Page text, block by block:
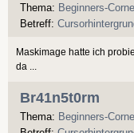
Thema: Beginners-
Betreff:
Maskimage hatte ich
da ...
Br41n5t0rm
Thema: Beginners-